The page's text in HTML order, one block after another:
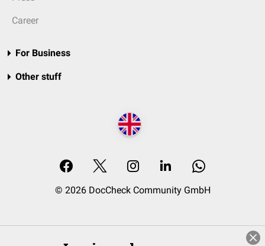
Career
For Business
Other stuff
© 2026 DocCheck Community GmbH